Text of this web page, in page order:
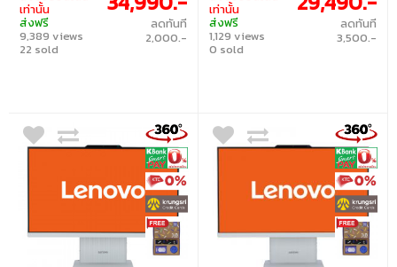
เท่านั้น
ส่งฟรี
9,389 views
22 sold
ลดทันที
2,000.-
เท่านั้น
ส่งฟรี
1,129 views
0 sold
ลดทันที
3,500.-